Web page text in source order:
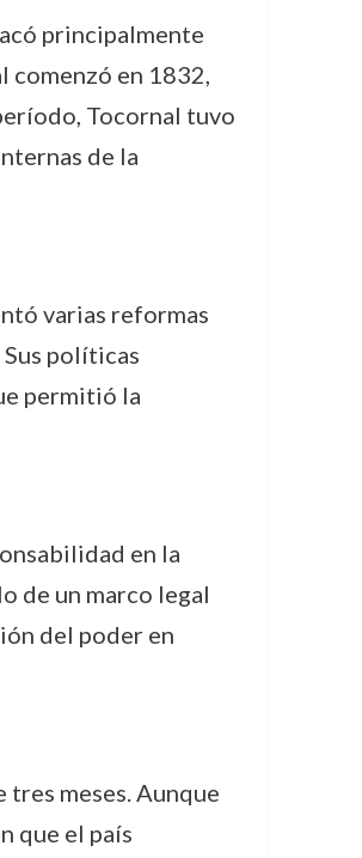
principalmente
comenzó en 1832,
Tocornal tuvo
de la
varias reformas
políticas
permitió la
en la
de un marco legal
del poder en
meses. Aunque
que el país